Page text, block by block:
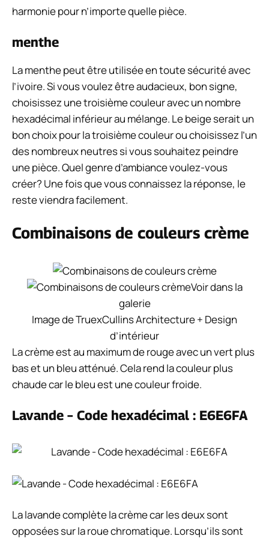
harmonie pour n’importe quelle pièce.
menthe
La menthe peut être utilisée en toute sécurité avec
l’ivoire. Si vous voulez être audacieux, bon signe,
choisissez une troisième couleur avec un nombre
hexadécimal inférieur au mélange. Le beige serait un
bon choix pour la troisième couleur ou choisissez l’un
des nombreux neutres si vous souhaitez peindre
une pièce. Quel genre d’ambiance voulez-vous
créer? Une fois que vous connaissez la réponse, le
reste viendra facilement.
Combinaisons de couleurs crème
Voir dans la
galerie
Image de TruexCullins Architecture + Design
d’intérieur
La crème est au maximum de rouge avec un vert plus
bas et un bleu atténué. Cela rend la couleur plus
chaude car le bleu est une couleur froide.
Lavande – Code hexadécimal : E6E6FA
La lavande complète la crème car les deux sont
opposées sur la roue chromatique. Lorsqu’ils sont